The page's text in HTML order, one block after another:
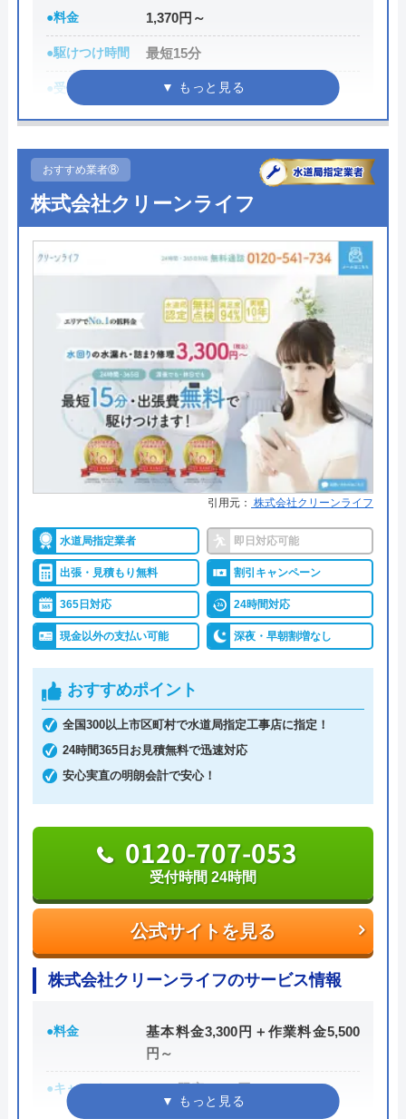
クレジットカード決済、銀行支払い、コンビニでの
支払いにも対応しているので安心してください。
公式サイトを見る
050-3000-4096
受付時間 24時間
水の110番救急車の基本情報
運営会社 株式会社JUNコーポレーション
高野祐二
〒158-0095
東京都世田谷区瀬田二丁目27番3号
対応エリア 全国（一部エリアを除く）
●料金 1,370円～
●駆けつけ時間 最短15分
●受付時間 24時間
●定休日 年中無休
●累計実績
数多くの病院メンテナンスに関わ
詳細は公式HPでご確認ください
みんなの水道屋さんがおすすめの理由
みんなの水道屋さんは、基本料金1,370円から水道修
理を行っている水道局指定業者です。年中無休で受
け付けしており、最短15分で駆けつけてくれます。
病院メンテナンスにも携わっており、専門知識や技
術への信頼性が高いです。
事前見積もりを徹底しており、金額に納得してから
作業を依頼できます。早朝・深夜の料金割増はな
く、見積もりや出張料も無料なので、急なトラブル
でも気兼ねなく相談可能です。また、見積もり時に
「Webを見た」と申告すると、Web割で20%割引に
なります。
支払い方法にコンビニ後払いも選べるので、急な出
レジットカード払いや楽天ペイも利用でき、都合の
良い方法で支払えます。
公式サイトを見る
0120-742-190
おすすめ業者⑧
株式会社クリーンライフ
引用元： 株式会社クリーンライフ
水道局指定業者 即日対応可能
出張・見積もり無料 割引キャンペーン
365日対応 24時間対応
現金以外の支払い可能 深夜・早朝割増なし
おすすめポイント
全国300以上市区町村で水道局指定工事店に指定！
24時間365日お見積無料で迅速対応
安心実直の明朗会計で安心！
公式サイトを見る
0120-707-053
受付時間 24時間
株式会社クリーンライフのサービス情報
●料金
基本料金3,300円＋作業料金5,500
円～
●キャンペーン
WEB限定3,000円OFF
※10,000円以上で適用